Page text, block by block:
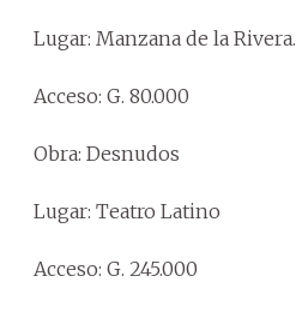
Lugar: Manzana de la Rivera.
Acceso: G. 80.000
Obra: Desnudos
Lugar: Teatro Latino
Acceso: G. 245.000